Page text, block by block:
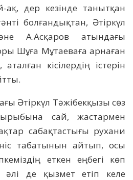
ақ, дер кезінде танытқан
болғандықтан, Әтіркүл
А.Асқаров атындағы
Шұға Мұтаеваға арнаған
кісілердің істерін
Әтіркүл Тәжібекқызы сөз
сай, жастармен
сабақтастығы рухани
табатынын айтып, осы
еткен еңбегі көп
де қызмет етіп келе